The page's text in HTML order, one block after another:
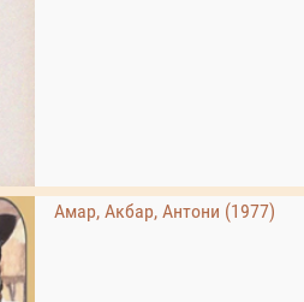
Амар, Акбар, Антони (1977)